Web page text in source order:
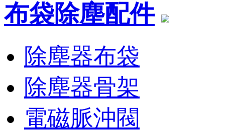
布袋除塵配件
除塵器布袋
除塵器骨架
電磁脈沖閥